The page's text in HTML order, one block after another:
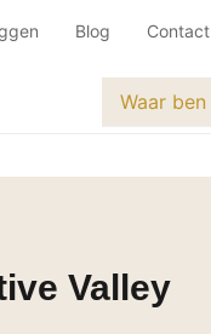
Blog Contact
Valley